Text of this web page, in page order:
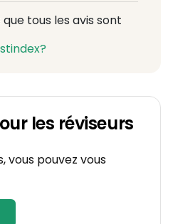
tous les avis sont
les réviseurs
vous pouvez vous